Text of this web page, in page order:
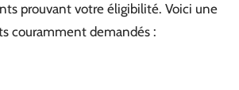
prouvant votre éligibilité. Voici une
couramment demandés :